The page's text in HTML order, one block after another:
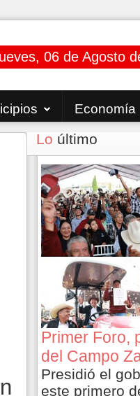
06 de Agosto
Economía
Lo último
Primer Foro,
del Campo
Presidió el
este primero